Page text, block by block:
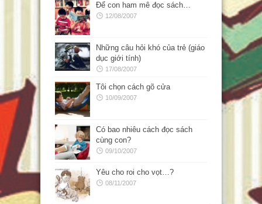
Để con ham mê đọc sách…
12/08/2007
Những câu hỏi khó của trẻ (giáo
dục giới tính)
17/08/2007
Tôi chọn cách gõ cửa
10/09/2007
Có bao nhiêu cách đọc sách
cùng con?
09/10/2007
Yêu cho roi cho vọt…?
08/11/2007